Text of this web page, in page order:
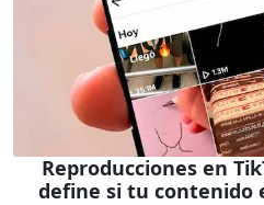
Reproducciones en
define si tu contenido